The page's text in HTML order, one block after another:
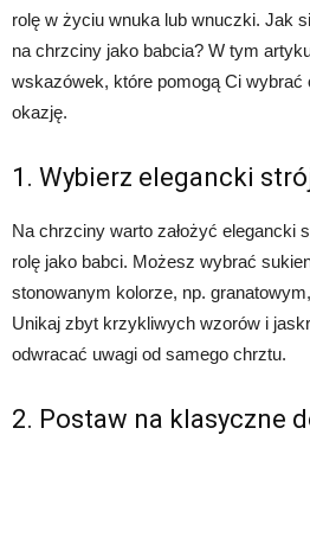
rolę w życiu wnuka lub wnuczki. Jak
na chrzciny jako babcia? W tym
wskazówek, które pomogą Ci wybrać
okazję.
1. Wybierz elegancki
Na chrzciny warto założyć elegancki
rolę jako babci. Możesz wybrać
stonowanym kolorze, np.
Unikaj zbyt krzykliwych wzorów i
odwracać uwagi od samego chrztu.
2. Postaw na klasyczne